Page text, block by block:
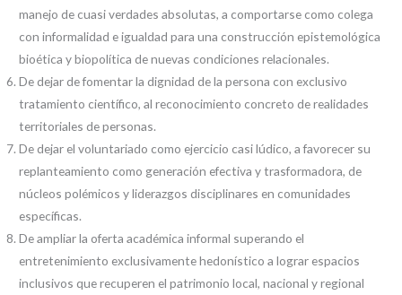
manejo de cuasi verdades absolutas, a comportarse como colega
con informalidad e igualdad para una construcción epistemológica
bioética y biopolítica de nuevas condiciones relacionales.
De dejar de fomentar la dignidad de la persona con exclusivo
tratamiento científico, al reconocimiento concreto de realidades
territoriales de personas.
De dejar el voluntariado como ejercicio casi lúdico, a favorecer su
replanteamiento como generación efectiva y trasformadora, de
núcleos polémicos y liderazgos disciplinares en comunidades
específicas.
De ampliar la oferta académica informal superando el
entretenimiento exclusivamente hedonístico a lograr espacios
inclusivos que recuperen el patrimonio local, nacional y regional